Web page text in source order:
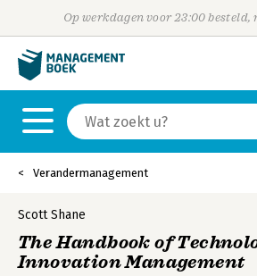
Op werkdagen voor 23:00 besteld,
Verandermanagement
Scott Shane
The Handbook of
Innovation Management